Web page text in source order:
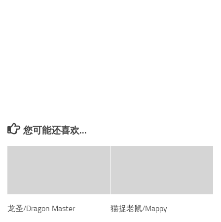
您可能还喜欢...
龙圣/Dragon Master 猫捉老鼠/Mappy